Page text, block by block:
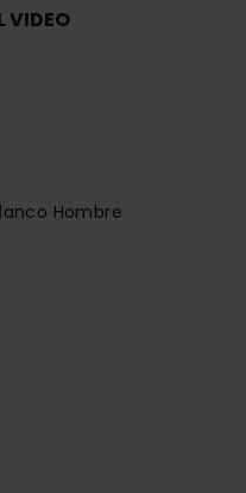
VIDEO
Hombre